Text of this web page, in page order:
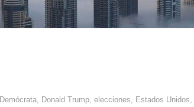
Demócrata, Donald Trump, elecciones, Estados Unidos,